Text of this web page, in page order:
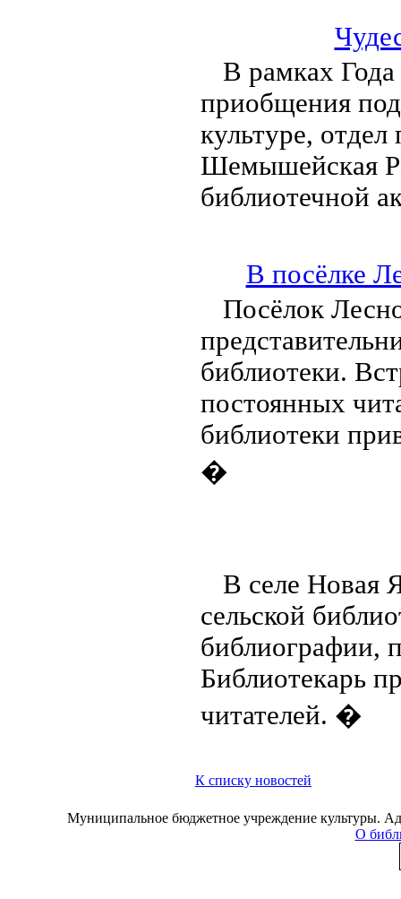
В рамках
приобщения
культуре,
Шемышейская
библиотечной
В посёлке
Посёлок
библиотеки.
постоянных
библиотеки
�
В селе Новая
сельской
библиографии,
Библиотекарь
читателей. �
К списку новостей
Муниципальное бюджетное учреждение культуры.
О